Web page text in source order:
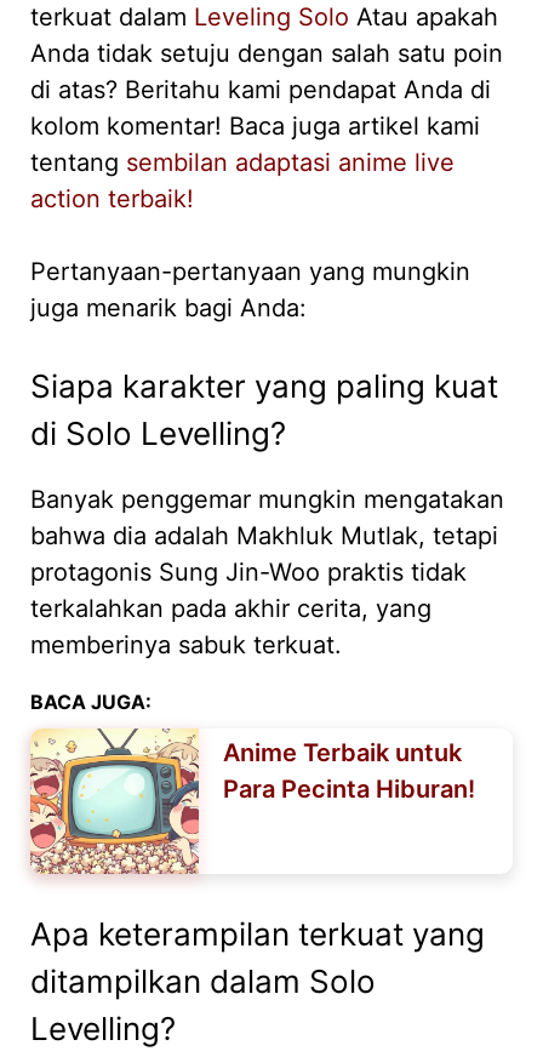
terkuat dalam Leveling Solo Atau apakah
Anda tidak setuju dengan salah satu poin
di atas? Beritahu kami pendapat Anda di
kolom komentar! Baca juga artikel kami
tentang sembilan adaptasi anime live
action terbaik!
Pertanyaan-pertanyaan yang mungkin
juga menarik bagi Anda:
Siapa karakter yang paling kuat
di Solo Levelling?
Banyak penggemar mungkin mengatakan
bahwa dia adalah Makhluk Mutlak, tetapi
protagonis Sung Jin-Woo praktis tidak
terkalahkan pada akhir cerita, yang
memberinya sabuk terkuat.
BACA JUGA:
Anime Terbaik untuk
Para Pecinta Hiburan!
Apa keterampilan terkuat yang
ditampilkan dalam Solo
Levelling?